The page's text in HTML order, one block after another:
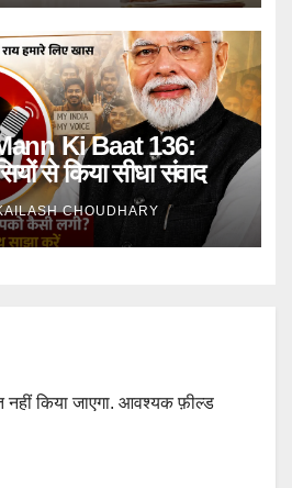
Ki Baat 136:
से किया सीधा संवाद
CHOUDHARY
किया जाएगा. आवश्यक फ़ील्ड